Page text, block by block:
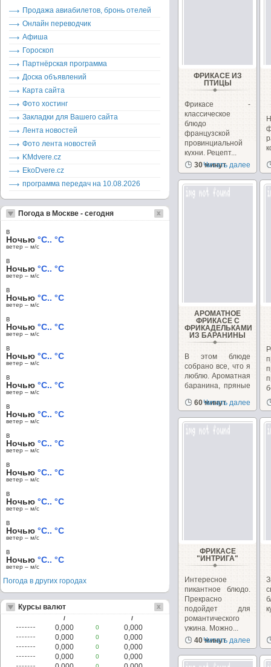
ФРИКАСЕ ИЗ
ПТИЦЫ
Фрикасе -
классическое
блюдо
французской
провинциальной
кухни. Рецепт...
30 минут
Читать далее
АРОМАТНОЕ
ФРИКАСЕ С
ФРИКАДЕЛЬКАМИ
ИЗ БАРАНИНЫ
В этом блюде
собрано все, что я
люблю. Ароматная
баранина, пряные
60 минут
Читать далее
ФРИКАСЕ
"ИНТРИГА"
Интересное
пикантное блюдо.
Прекрасно
подойдет для
романтического
ужина. Можно...
40 минут
Читать далее
Продажа авиабилетов, бронь отелей
Онлайн переводчик
Афиша
Гороскоп
Партнёрская программа
Доска объявлений
Карта сайта
Фото хостинг
Закладки для Вашего сайта
Лента новостей
Фото лента новостей
KMdvere.cz
EkoDvere.cz
программа передач на 10.08.2026
Погода в Москве - сегодня
в
Ночью °C.. °C
ветер – м/c
в
Ночью °C.. °C
ветер – м/c
в
Ночью °C.. °C
ветер – м/c
в
Ночью °C.. °C
ветер – м/c
в
Ночью °C.. °C
ветер – м/c
в
Ночью °C.. °C
ветер – м/c
в
Ночью °C.. °C
ветер – м/c
в
Ночью °C.. °C
ветер – м/c
в
Ночью °C.. °C
ветер – м/c
в
Ночью °C.. °C
ветер – м/c
в
Ночью °C.. °C
ветер – м/c
в
Ночью °C.. °C
ветер – м/c
Погода в других городах
Курсы валют
/ /
0,000 0
0,000
0,000
0
0,000
0,000
0
0,000
0,000
0
0,000